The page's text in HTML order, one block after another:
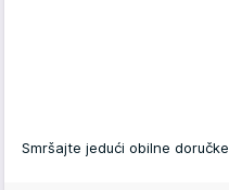
Smršajte jedući obilne doručke